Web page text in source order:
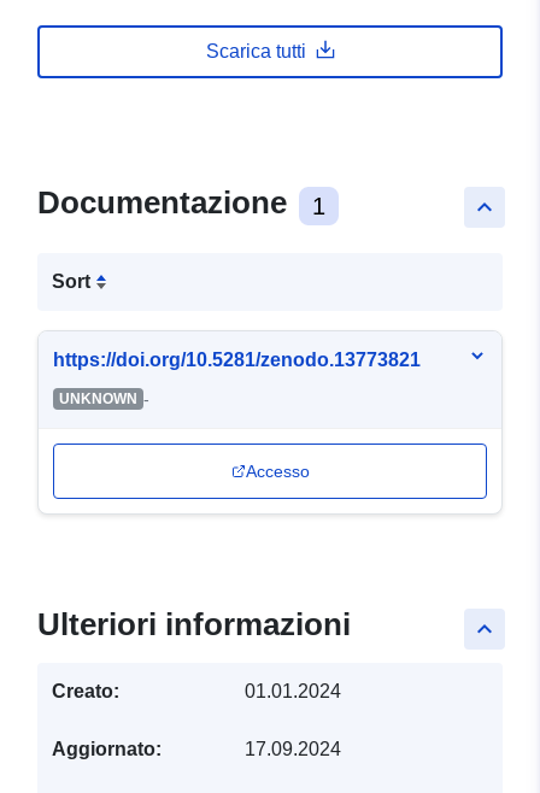
Scarica tutti
keyboard_arrow_up
Documentazione 1
Sort
https://doi.org/10.5281/zenodo.13773821
UNKNOWN -
Accesso
keyboard_arrow_up
Ulteriori informazioni
Creato: 01.01.2024
Aggiornato: 17.09.2024